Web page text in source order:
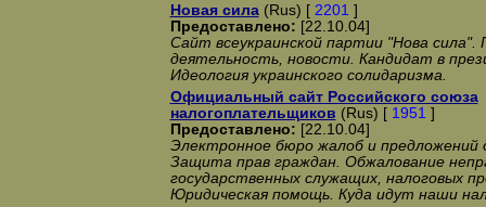
Новая сила(Rus) [ 2201 ]
Предоставлено: [22.10.04]
Сайт всеукраинской партии "Нова сила".
деятельность, новости. Кандидат в
Идеология украинского солидаризма.
Официальный сайт Российского союза
налогоплательщиков (Rus) [ 1951 ]
Предоставлено: [22.10.04]
Электронное бюро жалоб и предложений
Защита прав граждан. Обжалование
государственных служащих, налоговых
Юридическая помощь. Куда идут наши